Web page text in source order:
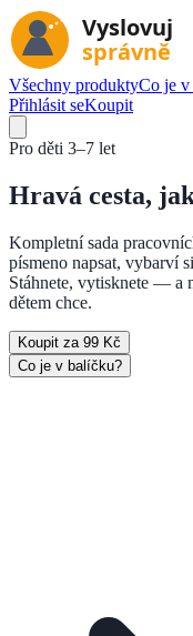
Všechny produktyCo je
Přihlásit seKoupit
Pro děti 3–7 let
Hravá cesta,
Kompletní sada
písmeno napsat, vybarví
Stáhnete, vytisknete — a
dětem chce.
Koupit za 99 Kč
Co je v balíčku?